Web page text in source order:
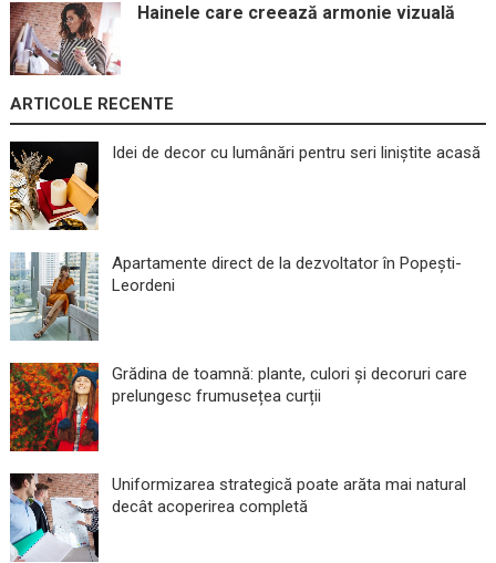
Hainele care creează armonie vizuală
ARTICOLE RECENTE
Idei de decor cu lumânări pentru seri liniștite acasă
Apartamente direct de la dezvoltator în Popești-
Leordeni
Grădina de toamnă: plante, culori și decoruri care
prelungesc frumusețea curții
Uniformizarea strategică poate arăta mai natural
decât acoperirea completă